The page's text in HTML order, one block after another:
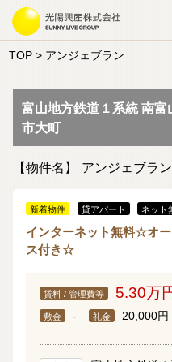
TOP> アンジェブラン
富山地方鉄道１系統 南
市大町
【物件名】 アンジェブラン
新着物件 貸アパート ネット
インターネット無料☆オ
ス付き☆
賃料 / 管理費等 5.30万
敷金 - 礼金 20,000円